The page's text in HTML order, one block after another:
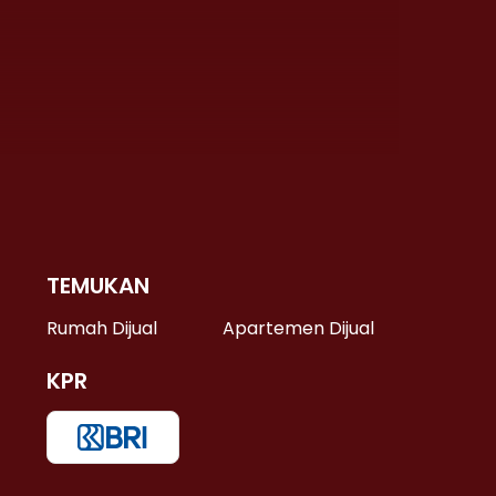
TEMUKAN
Rumah Dijual Apartemen Dijual
KPR